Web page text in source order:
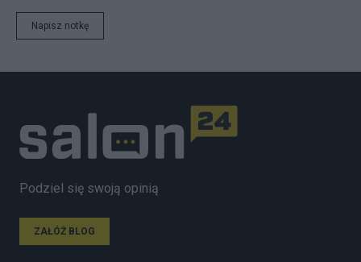
Napisz notkę
Podziel się swoją opinią
ZAŁÓŻ BLOG